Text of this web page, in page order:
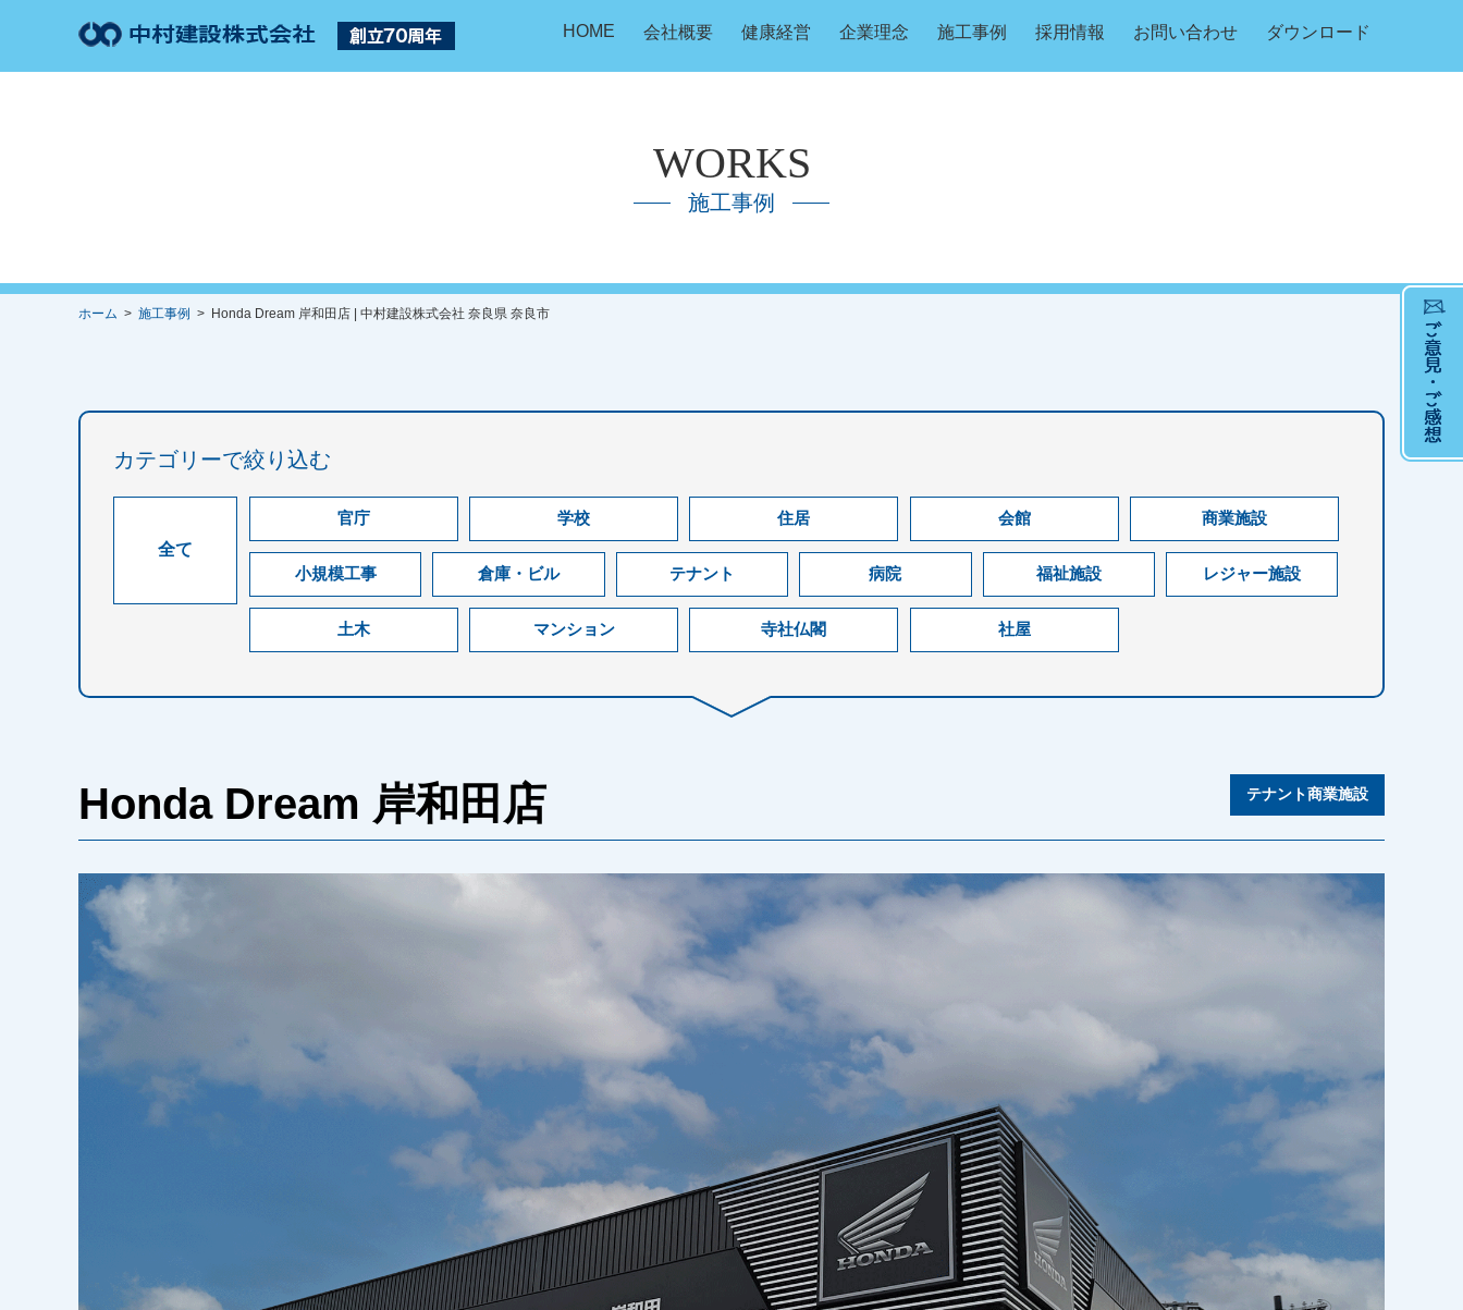
HOME 会社概要 健康経営 企業理念 施工事例 採用情報 お問い合わせ ダウンロード
WORKS
施工事例
ホーム > 施工事例 > Honda Dream 岸和田店 | 中村建設株式会社 奈良県 奈良市
カテゴリーで絞り込む
全て
官庁 学校 住居 会館 商業施設
小規模工事 倉庫・ビル テナント 病院 福祉施設 レジャー施設
土木 マンション 寺社仏閣 社屋
Honda Dream 岸和田店 テナント商業施設